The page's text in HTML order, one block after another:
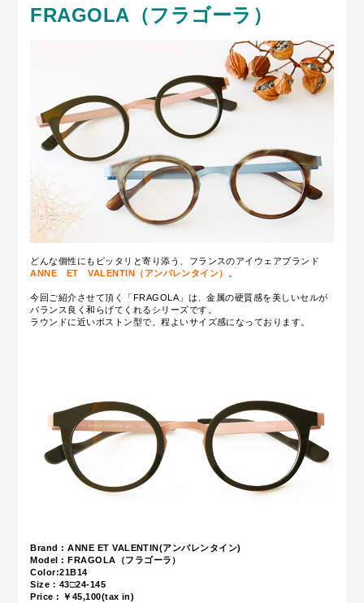
FRAGOLA（フラゴーラ）
どんな個性にもピッタリと寄り添う、フランスのアイウェアブランド
ANNE ET VALENTIN（アンバレンタイン）
。
今回ご紹介させて頂く「FRAGOLA」は、金属の硬質感を美しいセルが
バランス良く和らげてくれるシリーズです。
ラウンドに近いボストン型で、程よいサイズ感になっております。
Brand : ANNE ET VALENTIN(アンバレンタイン)
Model : FRAGOLA（フラゴーラ）
Color:21B14
Size：43□24-145
Price : ￥45,100(tax in)